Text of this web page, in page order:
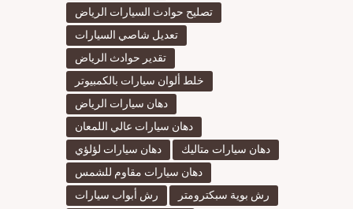
تصليح حوادث السيارات الرياض
تعديل شاصي السيارات
تقدير حوادث الرياض
خلط ألوان سيارات بالكمبيوتر
دهان سيارات الرياض
دهان سيارات عالي اللمعان
دهان سيارات لؤلؤي
دهان سيارات متاليك
دهان سيارات مقاوم للشمس
رش أبواب سيارات
رش بوية سبكترومتر